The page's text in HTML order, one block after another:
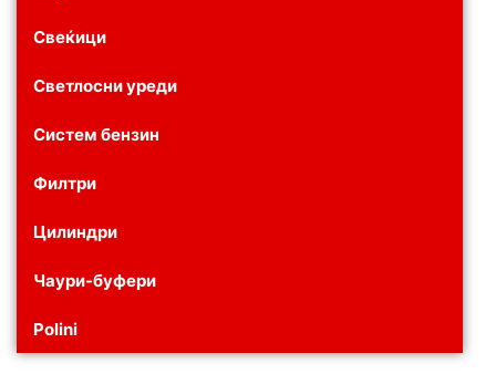
Свеќици
Светлосни уреди
Систем бензин
Филтри
Цилиндри
Чаури-буфери
Polini